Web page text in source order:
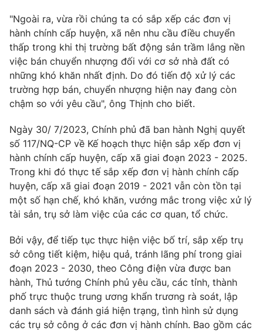
"Ngoài ra, vừa rồi chúng ta có sắp xếp các đơn vị
hành chính cấp huyện, xã nên nhu cầu điều chuyển
thấp trong khi thị trường bất động sản trầm lắng nền
việc bán chuyển nhượng đối với cơ sở nhà đất có
những khó khăn nhất định. Do đó tiến độ xử lý các
trường hợp bán, chuyển nhượng hiện nay đang còn
chậm so với yêu cầu", ông Thịnh cho biết.
Ngày 30/ 7/2023, Chính phủ đã ban hành Nghị quyết
số 117/NQ-CP về Kế hoạch thực hiện sắp xếp đơn vị
hành chính cấp huyện, cấp xã giai đoạn 2023 - 2025.
Trong khi đó thực tế sắp xếp đơn vị hành chính cấp
huyện, cấp xã giai đoạn 2019 - 2021 vẫn còn tồn tại
một số hạn chế, khó khăn, vướng mắc trong việc xử lý
tài sản, trụ sở làm việc của các cơ quan, tổ chức.
Bởi vậy, để tiếp tục thực hiện việc bố trí, sắp xếp trụ
sở công tiết kiệm, hiệu quả, tránh lãng phí trong giai
đoạn 2023 - 2030, theo Công điện vừa được ban
hành, Thủ tướng Chính phủ yêu cầu, các tỉnh, thành
phố trực thuộc trung ương khẩn trương rà soát, lập
danh sách và đánh giá hiện trạng, tình hình sử dụng
các trụ sở công ở các đơn vị hành chính. Bao gồm các